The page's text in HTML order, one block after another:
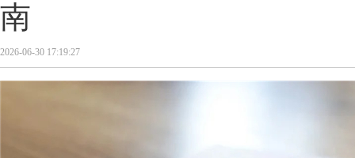
南
2026-06-30 17:19:27